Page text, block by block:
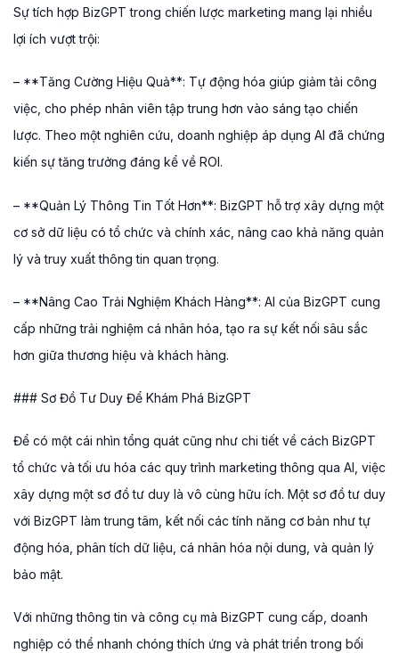
Sự tích hợp BizGPT trong chiến lược marketing mang lại nhiều
lợi ích vượt trội:
– **Tăng Cường Hiệu Quả**: Tự động hóa giúp giảm tải công
việc, cho phép nhân viên tập trung hơn vào sáng tạo chiến
lược. Theo một nghiên cứu, doanh nghiệp áp dụng AI đã chứng
kiến sự tăng trưởng đáng kể về ROI.
– **Quản Lý Thông Tin Tốt Hơn**: BizGPT hỗ trợ xây dựng một
cơ sở dữ liệu có tổ chức và chính xác, nâng cao khả năng quản
lý và truy xuất thông tin quan trọng.
– **Nâng Cao Trải Nghiệm Khách Hàng**: AI của BizGPT cung
cấp những trải nghiệm cá nhân hóa, tạo ra sự kết nối sâu sắc
hơn giữa thương hiệu và khách hàng.
### Sơ Đồ Tư Duy Để Khám Phá BizGPT
Để có một cái nhìn tổng quát cũng như chi tiết về cách BizGPT
tổ chức và tối ưu hóa các quy trình marketing thông qua AI, việc
xây dựng một sơ đồ tư duy là vô cùng hữu ích. Một sơ đồ tư duy
với BizGPT làm trung tâm, kết nối các tính năng cơ bản như tự
động hóa, phân tích dữ liệu, cá nhân hóa nội dung, và quản lý
bảo mật.
Với những thông tin và công cụ mà BizGPT cung cấp, doanh
nghiệp có thể nhanh chóng thích ứng và phát triển trong bối